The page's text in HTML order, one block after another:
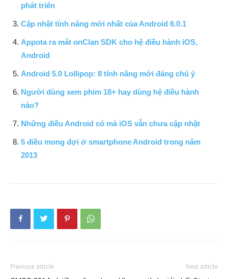
phát triển
Cập nhật tính năng mới nhất của Android 6.0.1
Appota ra mắt onClan SDK cho hệ điều hành iOS,
Android
Android 5.0 Lollipop: 8 tính năng mới đáng chú ý
Người dùng xem phim 18+ hay dùng hệ điều hành
nào?
Những điều Android có mà iOS vẫn chưa cập nhật
5 điều mong đợi ở smartphone Android trong năm
2013
Previous article Next article